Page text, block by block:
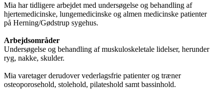
Mia har tidligere arbejdet med undersøgelse og behandling af
hjertemedicinske, lungemedicinske og almen medicinske patienter
på Herning/Gødstrup sygehus.
Arbejdsområder
Undersøgelse og behandling af muskuloskeletale lidelser, herunder
ryg, nakke, skulder.
Mia varetager derudover vederlagsfrie patienter og træner
osteoporosehold, stolehold, pilateshold samt bassinhold.